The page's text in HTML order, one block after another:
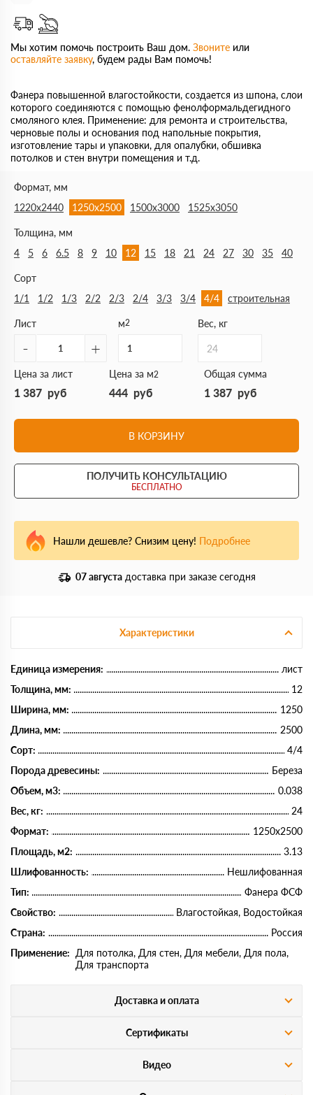
Мы хотим помочь построить Ваш дом. Звоните или
оставляйте заявку, будем рады Вам помочь!
Фанера повышенной влагостойкости, создается из шпона, слои
которого соединяются с помощью фенолформальдегидного
смоляного клея. Применение: для ремонта и строительства,
черновые полы и основания под напольные покрытия,
изготовление тары и упаковки, для опалубки, обшивка
потолков и стен внутри помещения и т.д.
Формат, мм
1220х2440
1250х2500 1500х3000 1525х3050
Толщина, мм
4
5 6 6.5 8 9 10 12 15 18 21 24 27 30 35 40
Сорт
1/1
1/2 1/3 2/2 2/3 2/4 3/3 3/4 4/4 строительная
Лист
- +
м2 Вес, кг
24
Цена за лист
1 387 руб
Цена за м2
444 руб
Общая сумма
1 387 руб
В КОРЗИНУ
ПОЛУЧИТЬ КОНСУЛЬТАЦИЮ
БЕСПЛАТНО
Нашли дешевле? Снизим цену! Подробнее
07 августа доставка при заказе сегодня
Характеристики
Единица измерения:
лист
Толщина, мм:
12
Ширина, мм:
1250
Длина, мм:
2500
Сорт:
4/4
Порода древесины:
Береза
Объем, м3:
0.038
Вес, кг:
24
Формат:
1250х2500
Площадь, м2:
3.13
Шлифованность:
Нешлифованная
Тип:
Фанера ФСФ
Свойство:
Влагостойкая, Водостойкая
Страна:
Россия
Применение: Для потолка, Для стен, Для мебели, Для пола,
Для транспорта
Доставка и оплата
Сертификаты
Видео